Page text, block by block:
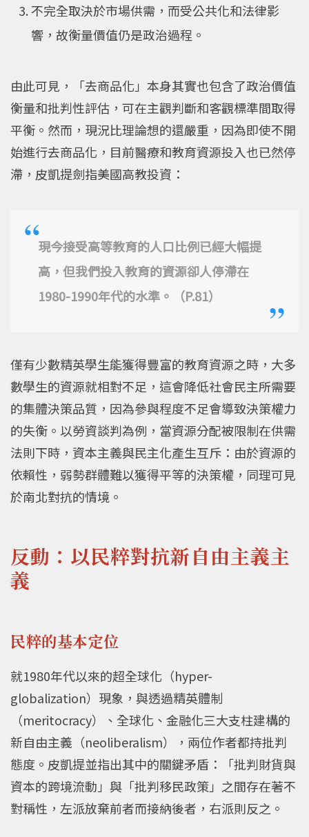
不完全取決於市場供需，而受公共化和法律影
響，故衡量價值仍是政治過程。
由此可見，「去商品化」本身其實也包含了政治價值
衡量和批判性評估，可在主觀判斷和客觀標準間取得
平衡。然而，現況比理論想的還嚴重，因為即使不開
始進行去商品化，目前醫療和教育資源投入也已然停
滯，皮凱提劍指美國高教投資：
現今接受高等教育的人口比例已經大幅提
高，但我們投入教育的資源卻人停滯在
1980-1990年代的水準。（P.81）
僅有少數精英學生能獲得豐富的教育資源之時，大多
數學生的資源就相對不足，這會降低社會民主所需要
的集體決策品質，因為參與程度不足會導致決策權力
的失衡。以勞資談判為例，當資源分配被限制在供需
法則下時，資本主義與民主化產生互斥：由於資源的
依賴性，弱勢群體難以獲得平等的決策權，同理可見
於南北對抗的情境。
反動：以民粹對抗新自由主義主
義
民粹的基本定位
就1980年代以來的超全球化（hyper-
globalization）現象，與透過精英體制
（meritocracy）、全球化、金融化三大支柱建構的
新自由主義（neoliberalism），兩位作者都持批判
態度。皮凱提並指出其中的關鍵矛盾：「批判財貨與
資本的跨境流動」與「批判移民政策」之間存在著不
對稱性，左派放棄前者而接納後者，右派則反之。